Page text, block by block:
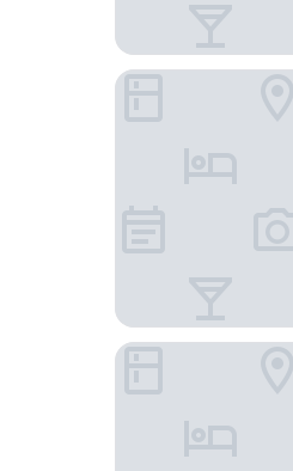
Marholmen
Fredriksborg Hotel